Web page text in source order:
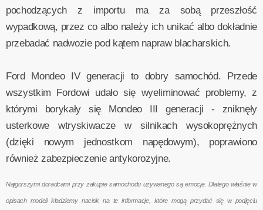
pochodzących z importu ma za sobą przeszłość
wypadkową, przez co albo należy ich unikać albo dokładnie
przebadać nadwozie pod kątem napraw blacharskich.
Ford Mondeo IV generacji to dobry samochód. Przede
wszystkim Fordowi udało się wyeliminować problemy, z
którymi borykały się Mondeo III generacji - zniknęły
usterkowe wtryskiwacze w silnikach wysokoprężnych
(dzięki nowym jednostkom napędowym), poprawiono
również zabezpieczenie antykorozyjne.
Najgorszymi doradcami przy zakupie samochodu używanego są emocje. Dlatego właśnie w
opisach modeli kładziemy nacisk na te informacje, które mogą przydać się w podjęciu